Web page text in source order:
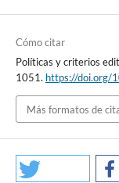
Cómo citar
Políticas y criterios
1051. https://doi.org/
Más formatos de